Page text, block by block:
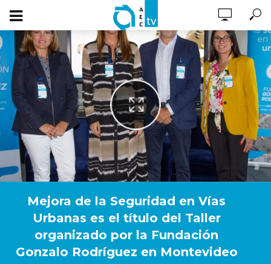
Mejora de la Seguridad en Vías
Urbanas es el título del Taller
organizado por la Fundación
Gonzalo Rodríguez en Montevideo